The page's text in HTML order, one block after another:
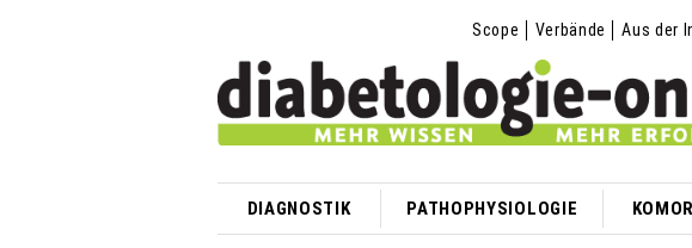
Scope Verbände Aus der
DIAGNOSTIK PATHOPHYSIOLOGIE